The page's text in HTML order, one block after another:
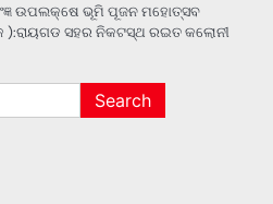
ଉପଲକ୍ଷେ ଭୂମି ପୂଜନ ମହୋତ୍ସବ
ସହର ନିକଟସ୍ଥ ରଇତ କଲୋନୀ